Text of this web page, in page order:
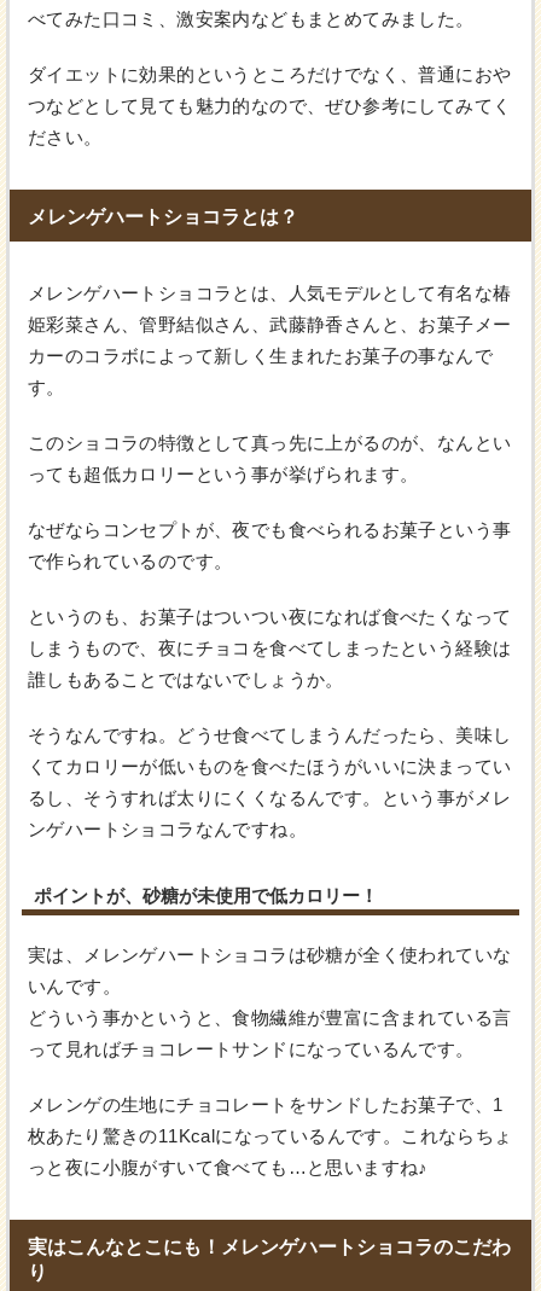
べてみた口コミ、激安案内などもまとめてみました。
ダイエットに効果的というところだけでなく、普通におや
つなどとして見ても魅力的なので、ぜひ参考にしてみてく
ださい。
メレンゲハートショコラとは？
メレンゲハートショコラとは、人気モデルとして有名な椿
姫彩菜さん、管野結似さん、武藤静香さんと、お菓子メー
カーのコラボによって新しく生まれたお菓子の事なんで
す。
このショコラの特徴として真っ先に上がるのが、なんとい
っても超低カロリーという事が挙げられます。
なぜならコンセプトが、夜でも食べられるお菓子という事
で作られているのです。
というのも、お菓子はついつい夜になれば食べたくなって
しまうもので、夜にチョコを食べてしまったという経験は
誰しもあることではないでしょうか。
そうなんですね。どうせ食べてしまうんだったら、美味し
くてカロリーが低いものを食べたほうがいいに決まってい
るし、そうすれば太りにくくなるんです。という事がメレ
ンゲハートショコラなんですね。
ポイントが、砂糖が未使用で低カロリー！
実は、メレンゲハートショコラは砂糖が全く使われていな
いんです。
どういう事かというと、食物繊維が豊富に含まれている言
って見ればチョコレートサンドになっているんです。
メレンゲの生地にチョコレートをサンドしたお菓子で、1
枚あたり驚きの11Kcalになっているんです。これならちょ
っと夜に小腹がすいて食べても…と思いますね♪
実はこんなとこにも！メレンゲハートショコラのこだわ
り